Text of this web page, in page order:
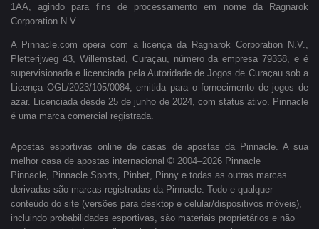
1AA, agindo para fins de processamento em nome da Ragnarok
Corporation N.V.
A Pinnacle.com opera com a licença da Ragnarok Corporation N.V.,
Pletterijweg 43, Willemstad, Curaçau, número da empresa 79358, e é
supervisionada e licenciada pela Autoridade de Jogos de Curaçau sob a
Licença OGL/2023/105/0084, emitida para o fornecimento de jogos de
azar. Licenciada desde 25 de junho de 2024, com status ativo. Pinnacle
é uma marca comercial registrada.
Apostas esportivas online de casas de apostas da Pinnacle. A sua
melhor casa de apostas internacional © 2004–2026 Pinnacle
Pinnacle, Pinnacle Sports, Pinbet, Pinny e todas as outras marcas
derivadas são marcas registradas da Pinnacle. Todo e qualquer
conteúdo do site (versões para desktop e celular/dispositivos móveis),
incluindo probabilidades esportivas, são materiais proprietários e não